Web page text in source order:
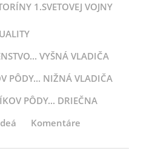
1.SVETOVEJ VOJNY
VYŠNÁ VLADIČA
PÔDY... NIŽNÁ VLADIČA
PÔDY... DRIEČNA
Komentáre